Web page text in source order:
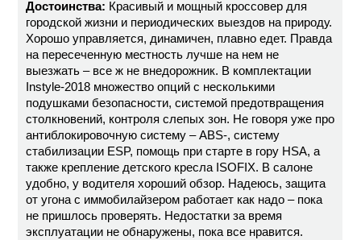
Достоинства: Красивый и мощный кроссовер для
городской жизни и периодических выездов на природу.
Хорошо управляется, динамичен, плавно едет. Правда
на пересеченную местность лучше на нем не
выезжать – все ж не внедорожник. В комплектации
Instyle-2018 множество опций с несколькими
подушками безопасности, системой предотвращения
столкновений, контроля слепых зон. Не говоря уже про
антиблокировочную систему – ABS-, систему
стабилизации ESP, помощь при старте в гору HSA, а
также крепление детского кресла ISOFIX. В салоне
удобно, у водителя хороший обзор. Надеюсь, защита
от угона с иммобилайзером работает как надо – пока
не пришлось проверять. Недостатки за время
эксплуатации не обнаружены, пока все нравится.